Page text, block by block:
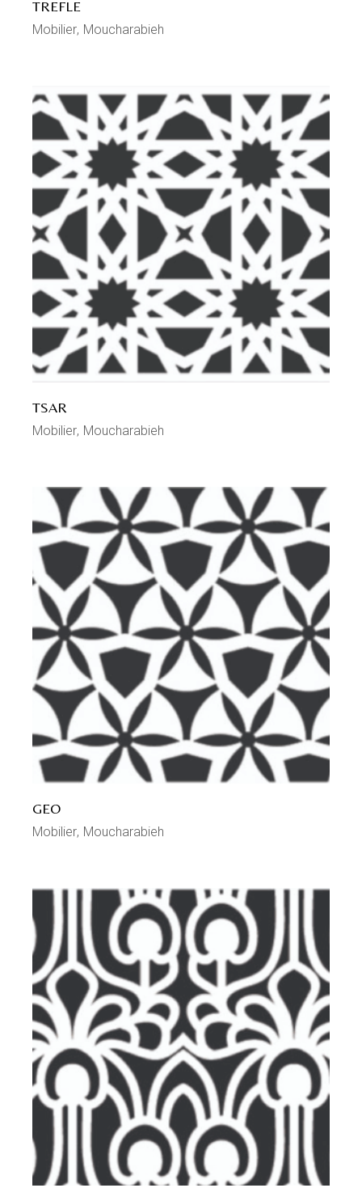
TREFLE
Mobilier Moucharabieh
TSAR
Mobilier Moucharabieh
GEO
Mobilier Moucharabieh